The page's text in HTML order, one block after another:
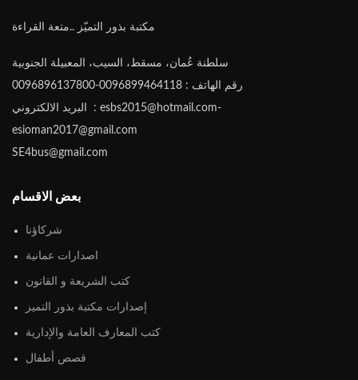
مكتبة بذور التميّز ..متعة القراءة
سلطنة عُمان، مسقط، السيب، المعبيلة الجنوبية
رقم الهاتف : 0096899464118-0096896137800
البريد الالكتروني : esbs2015@hotmail.com-
esioman2017@gmail.com
SE4bus@gmail.com
بعض الاقسام
شركاؤنا
اصدارات عمانية
كتب الشريعة و القانون
إصدارات مكتبة بذور التميز
كتب المعارف العامة والإدارية
قصص أطفال